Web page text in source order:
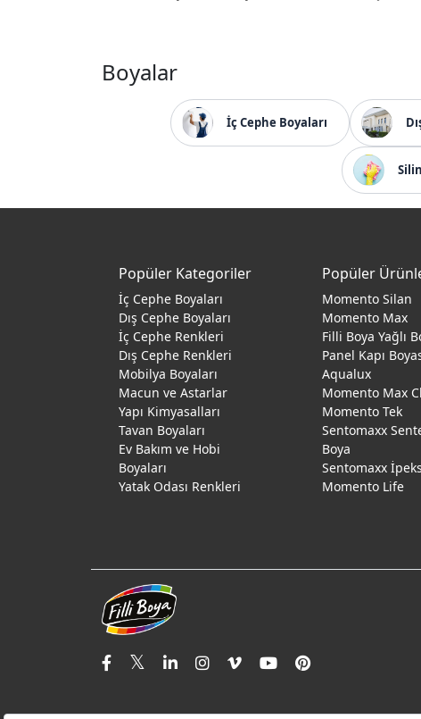
Boyalar
İç Cephe Boyaları
Popüler Kategoriler
İç Cephe Boyaları
Dış Cephe Boyaları
İç Cephe Renkleri
Dış Cephe Renkleri
Mobilya Boyaları
Macun ve Astarlar
Yapı Kimyasalları
Tavan Boyaları
Ev Bakım ve Hobi
Boyaları
Yatak Odası Renkleri
Popüler
Momento Silan
Momento Max
Filli Boya Yağlı
Panel Kapı
Aqualux
Momento Max
Momento Tek
Sentomaxx
Boya
Sentomaxx
Momento Life